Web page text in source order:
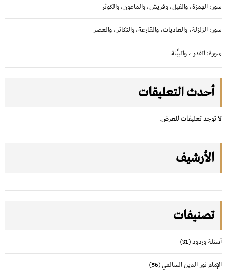
سور: الهمزة، والفيل، وقريش، والماعون، والكوثر
سور: الزلزلة، والعاديات، والقارعة، والتكاثر، والعصر
سورة: القدر ، والبيِّنة
أحدث التعليقات
لا توجد تعليقات للعرض.
الأرشيف
تصنيفات
أسئلة وردود(31)
الإمام نور الدين السالمي(56)